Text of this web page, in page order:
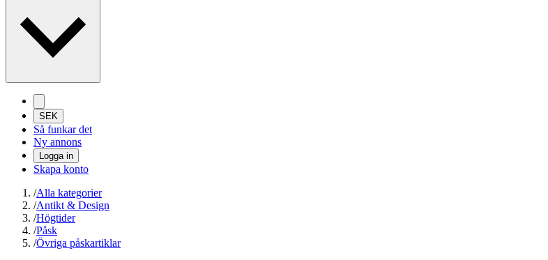
SEK
Så funkar det
Ny annons
Logga in
Skapa konto
/Alla kategorier
/Antikt & Design
/Högtider
/Påsk
/Övriga påskartiklar